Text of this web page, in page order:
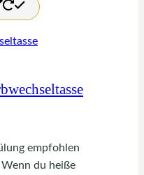
empfohlen
Wenn du heiße